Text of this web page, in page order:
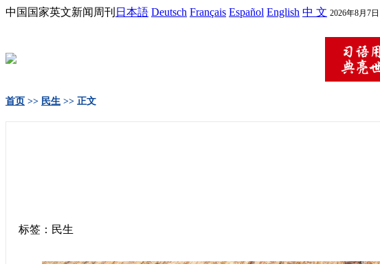
中国国家英文新闻周刊 日本語 Deutsch Français Español English 中 文 2026年8月7日
首页 >> 民生 >> 正文
标签：民生